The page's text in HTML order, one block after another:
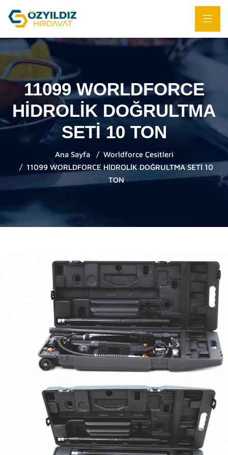
11099 WORLDFORCE
HİDROLİK DOĞRULTMA
SETİ 10 TON
Ana Sayfa
Worldforce Çesitleri
11099 WORLDFORCE HİDROLİK DOĞRULTMA SETİ 10
TON